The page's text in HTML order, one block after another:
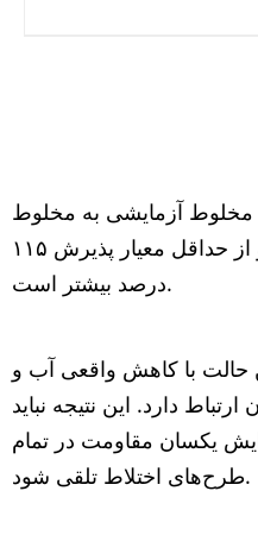
۲۸روزه مخلوط آزمایشی به مخلوط
کنترل ۱۴۹ درصد بوده و از حداقل معیار پذیرش ۱۱۵
درصد بیشتر است.
حالت با کاهش واقعی آب و
دارد. این نتیجه نباید
یکسان مقاومت در تمام
طرح‌های اختلاط تلقی شود.